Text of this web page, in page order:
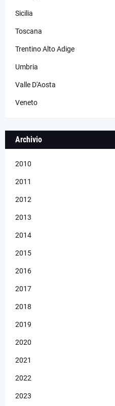
Sicilia
Toscana
Trentino Alto Adige
Umbria
Valle D'Aosta
Veneto
Archivio
2010
2011
2012
2013
2014
2015
2016
2017
2018
2019
2020
2021
2022
2023